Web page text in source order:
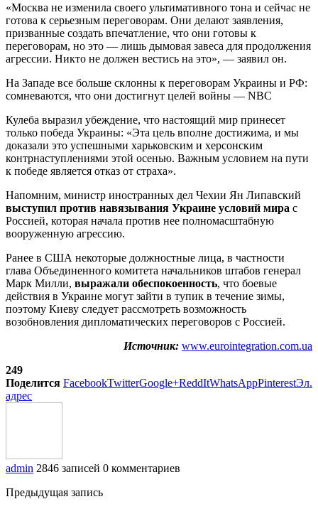
«Москва не изменила своего ультимативного тона и сейчас не
готова к серьезным переговорам. Они делают заявления,
призванные создать впечатление, что они готовы к
переговорам, но это — лишь дымовая завеса для продолжения
агрессии. Никто не должен вестись на это», — заявил он.
На Западе все больше склонны к переговорам Украины и РФ:
сомневаются, что они достигнут целей войны — NBC
Кулеба выразил убеждение, что настоящий мир принесет
только победа Украины: «Эта цель вполне достижима, и мы
доказали это успешными харьковским и херсонским
контрнаступлениями этой осенью. Важным условием на пути
к победе является отказ от страха».
Напомним, министр иностранных дел Чехии Ян Липавский
выступил против навязывания Украине условий мира с
Россией, которая начала против нее полномасштабную
вооруженную агрессию.
Ранее в США некоторые должностные лица, в частности
глава Объединенного комитета начальников штабов генерал
Марк Милли, выражали обеспокоенность, что боевые
действия в Украине могут зайти в тупик в течение зимы,
поэтому Киеву следует рассмотреть возможность
возобновления дипломатических переговоров с Россией.
Источник: www.eurointegration.com.ua
249
Поделится FacebookTwitterGoogle+ReddItWhatsAppPinterestЭл.
адрес
admin 2846 записей 0 комментариев
Предыдущая запись